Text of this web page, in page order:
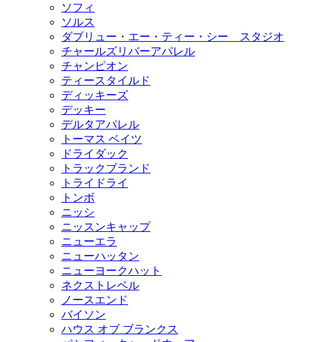
ソフィ
ソルス
ダブリュー・エー・ティー・シー スタジオ
チャールズリバーアパレル
チャンピオン
ティースタイルド
ディッキーズ
デッキー
デルタアパレル
トーマス ベイツ
ドライダック
トラックブランド
トライドライ
トンボ
ニッシ
ニッスンキャップ
ニューエラ
ニューハッタン
ニューヨークハット
ネクストレベル
ノースエンド
バイソン
ハウス オブ ブランクス